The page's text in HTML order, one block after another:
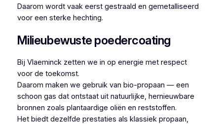
Daarom wordt vaak eerst gestraald en gemetalliseerd
voor een sterke hechting.
Milieubewuste poedercoating
Bij Vlaeminck zetten we in op energie met respect
voor de toekomst.
Daarom maken we gebruik van bio-propaan — een
schoon gas dat ontstaat uit natuurlijke, hernieuwbare
bronnen zoals plantaardige oliën en reststoffen.
Het biedt dezelfde prestaties als klassiek propaan,